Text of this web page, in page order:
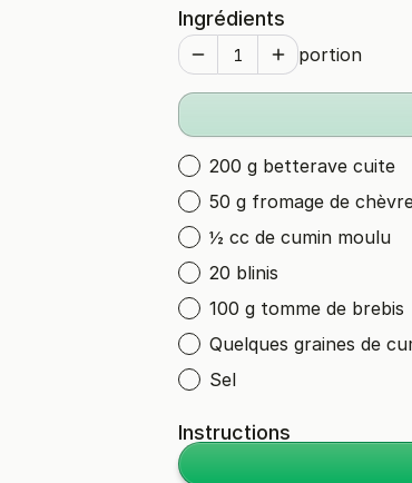
Ingrédients
portion
200 g betterave cuite
50 g fromage de
½ cc de cumin moulu
20 blinis
100 g tomme de brebis
Quelques graines de
Sel
Instructions